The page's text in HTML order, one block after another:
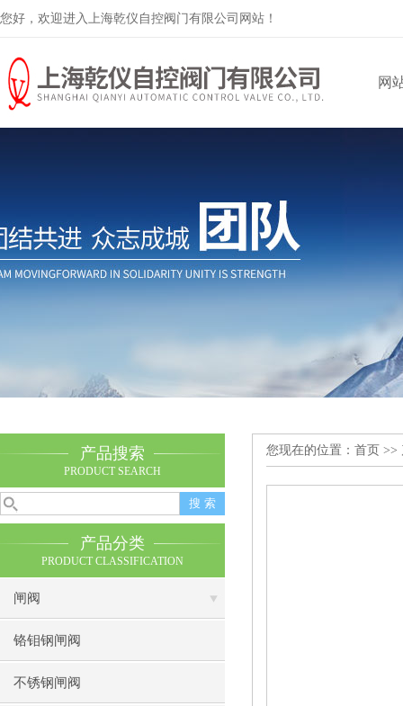
您好，欢迎进入上海乾仪自控阀门有限公司网站！
网
产品搜索
PRODUCT SEARCH
产品分类
PRODUCT CLASSIFICATION
闸阀
铬钼钢闸阀
不锈钢闸阀
您现在的位置： 首页 >>